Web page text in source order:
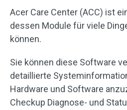
Acer Care Center (ACC) ist
dessen Module für viele
können.
Sie können diese Software
detaillierte
Hardware und Software
Checkup Diagnose- und